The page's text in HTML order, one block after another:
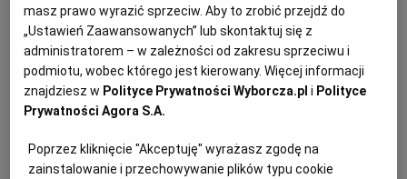
masz prawo wyrazić sprzeciw. Aby to zrobić przejdź do
„Ustawień Zaawansowanych” lub skontaktuj się z
administratorem – w zależności od zakresu sprzeciwu i
podmiotu, wobec którego jest kierowany. Więcej informacji
znajdziesz w Polityce Prywatności Wyborcza.pl i Polityce
Prywatności Agora S.A.
Poprzez kliknięcie "Akceptuję" wyrażasz zgodę na
zainstalowanie i przechowywanie plików typu cookie